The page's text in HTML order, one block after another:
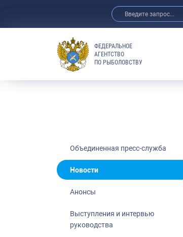
ФЕДЕРАЛЬНОЕ
АГЕНТСТВО
ПО РЫБОЛОВСТВУ
Объединенная пресс-служба
Новости
Анонсы
Выступления и интервью
руководства